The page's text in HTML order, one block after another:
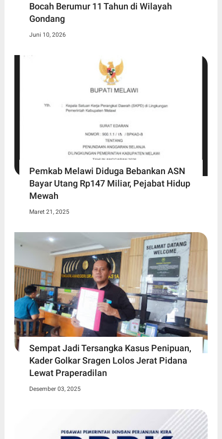
Bocah Berumur 11 Tahun di Wilayah
Gondang
Juni 10, 2026
Pemkab Melawi Diduga Bebankan ASN
Bayar Utang Rp147 Miliar, Pejabat Hidup
Mewah
Maret 21, 2025
Sempat Jadi Tersangka Kasus Penipuan,
Kader Golkar Sragen Lolos Jerat Pidana
Lewat Praperadilan
Desember 03, 2025